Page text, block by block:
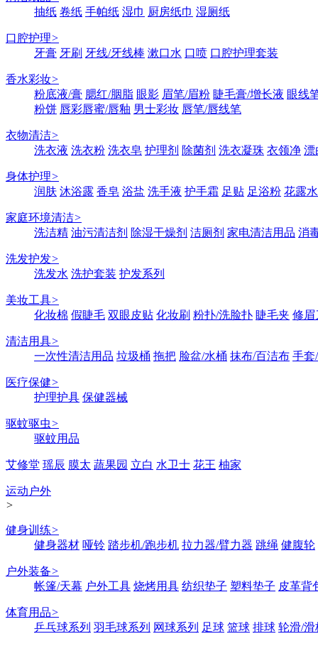
抽纸 卷纸 手帕纸 湿巾 厨房纸巾 湿厕纸
口腔护理>
牙膏 牙刷 牙线/牙线棒 漱口水 口喷 口腔护理套装
香水彩妆>
粉底液/膏 腮红/胭脂 眼影 眉笔/眉粉 睫毛膏/增长液 眼线
粉饼 唇彩唇蜜/唇釉 男士彩妆 唇笔/唇线笔
衣物清洁>
洗衣液 洗衣粉 洗衣皂 护理剂 除菌剂 洗衣凝珠 衣领净 漂
身体护理>
润肤 沐浴露 香皂 浴盐 洗手液 护手霜 足贴 足浴粉 花露水
家庭环境清洁>
洗洁精 油污清洁剂 除湿干燥剂 洁厕剂 家电清洁用品 消
洗发护发>
洗发水 洗护套装 护发系列
美妆工具>
化妆棉 假睫毛 双眼皮贴 化妆刷 粉扑/洗脸扑 睫毛夹 修眉
清洁用具>
一次性清洁用品 垃圾桶 拖把 脸盆/水桶 抹布/百洁布 手套
医疗保健>
护理护具 保健器械
驱蚊驱虫>
驱蚊用品
艾修堂 瑶辰 膜太 蔬果园 立白 水卫士 花王 柚家
运动户外
>
健身训练>
健身器材 哑铃 踏步机/跑步机 拉力器/臂力器 跳绳 健腹轮
户外装备>
帐篷/天幕 户外工具 烧烤用具 纺织垫子 塑料垫子 皮革背
体育用品>
乒乓球系列 羽毛球系列 网球系列 足球 篮球 排球 轮滑/滑